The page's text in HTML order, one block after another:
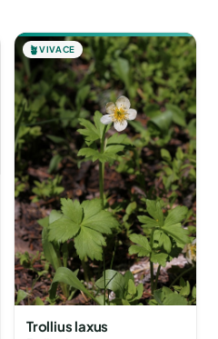
🪴VIVACE
Trollius laxus